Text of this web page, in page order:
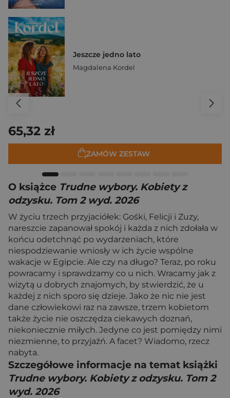
Jeszcze jedno lato
Magdalena Kordel
65,32 zł
ZAMÓW ZESTAW
O książce Trudne wybory. Kobiety z
odzysku. Tom 2 wyd. 2026
W życiu trzech przyjaciółek: Gośki, Felicji i Zuzy,
nareszcie zapanował spokój i każda z nich zdołała w
końcu odetchnąć po wydarzeniach, które
niespodziewanie wniosły w ich życie wspólne
wakacje w Egipcie. Ale czy na długo? Teraz, po roku
powracamy i sprawdzamy co u nich. Wracamy jak z
wizytą u dobrych znajomych, by stwierdzić, że u
każdej z nich sporo się dzieje. Jako że nic nie jest
dane człowiekowi raz na zawsze, trzem kobietom
także życie nie oszczędza ciekawych doznań,
niekoniecznie miłych. Jedyne co jest pomiędzy nimi
niezmienne, to przyjaźń. A facet? Wiadomo, rzecz
nabyta.
Szczegółowe informacje na temat książki
Trudne wybory. Kobiety z odzysku. Tom 2
wyd. 2026